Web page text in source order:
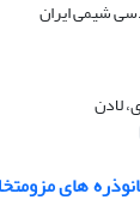
لادن
های